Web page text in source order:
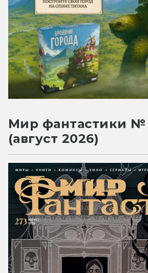
Мир фантастики №
(август 2026)